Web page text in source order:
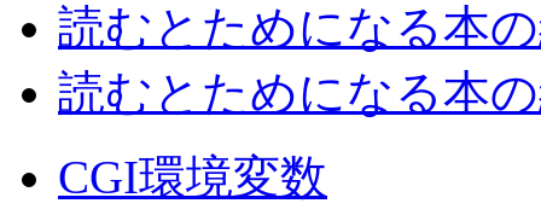
読むとためになる本
読むとためになる本
CGI環境変数